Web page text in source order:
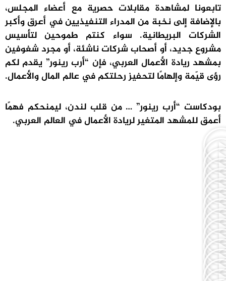
تابعونا لمشاهدة مقابلات حصرية مع أعضاء المجلس،
بالإضافة إلى نخبة من المدراء التنفيذيين في أعرق وأكبر
الشركات البريطانية. سواء كنتم طموحين لتأسيس
مشروع جديد، أو أصحاب شركات ناشئة، أو مجرد شغوفين
بمشهد ريادة الأعمال العربي، فإن “أرب رينور” يقدم لكم
رؤى قيّمة وإلهامًا لتحفيز رحلتكم في عالم المال والأعمال.
بودكاست “أرب رينور” … من قلب لندن، ليمنحكم فهمًا
أعمق للمشهد المتغير لريادة الأعمال في العالم العربي.